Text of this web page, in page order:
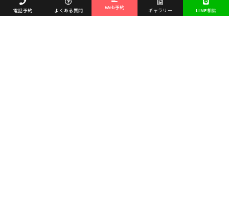
電話予約 よくある質問
Web予約
ギャラリー LINE相談